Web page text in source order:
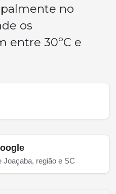
no
os
entre 30ºC e
Joaçaba, região e SC